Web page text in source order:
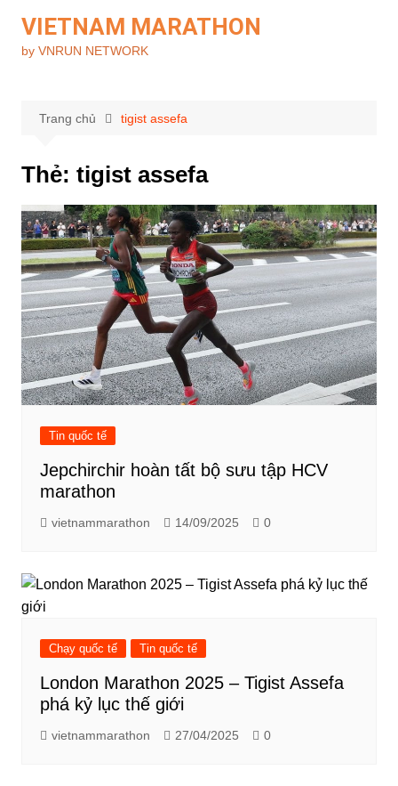
phần
VIETNAM MARATHON
by VNRUN NETWORK
Trang chủ tigist assefa
Thẻ: tigist assefa
Tin quốc tế
Jepchirchir hoàn tất bộ sưu tập HCV
marathon
vietnammarathon 14/09/2025 0
Chạy quốc tế Tin quốc tế
London Marathon 2025 – Tigist Assefa
phá kỷ lục thế giới
vietnammarathon 27/04/2025 0